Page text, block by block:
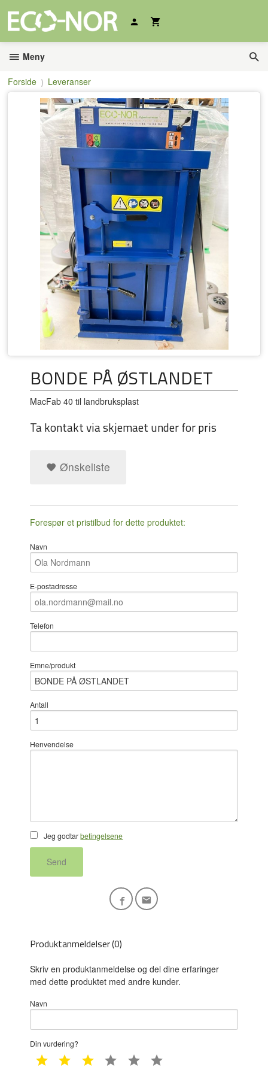
innholdet
Meny
Forside Leveranser
BONDE PÅ ØSTLANDET
MacFab 40 til landbruksplast
Ta kontakt via skjemaet under for pris
Ønskeliste
Forespør et pristilbud for dette produktet:
Navn
E-postadresse
Telefon
Emne/produkt
Antall
Henvendelse
Jeg godtarbetingelsene
Send
Produktanmeldelser (0)
Skriv en produktanmeldelse og del dine erfaringer
med dette produktet med andre kunder.
Navn
Din vurdering?
1 star 2 star 3 star 4 star 5 star